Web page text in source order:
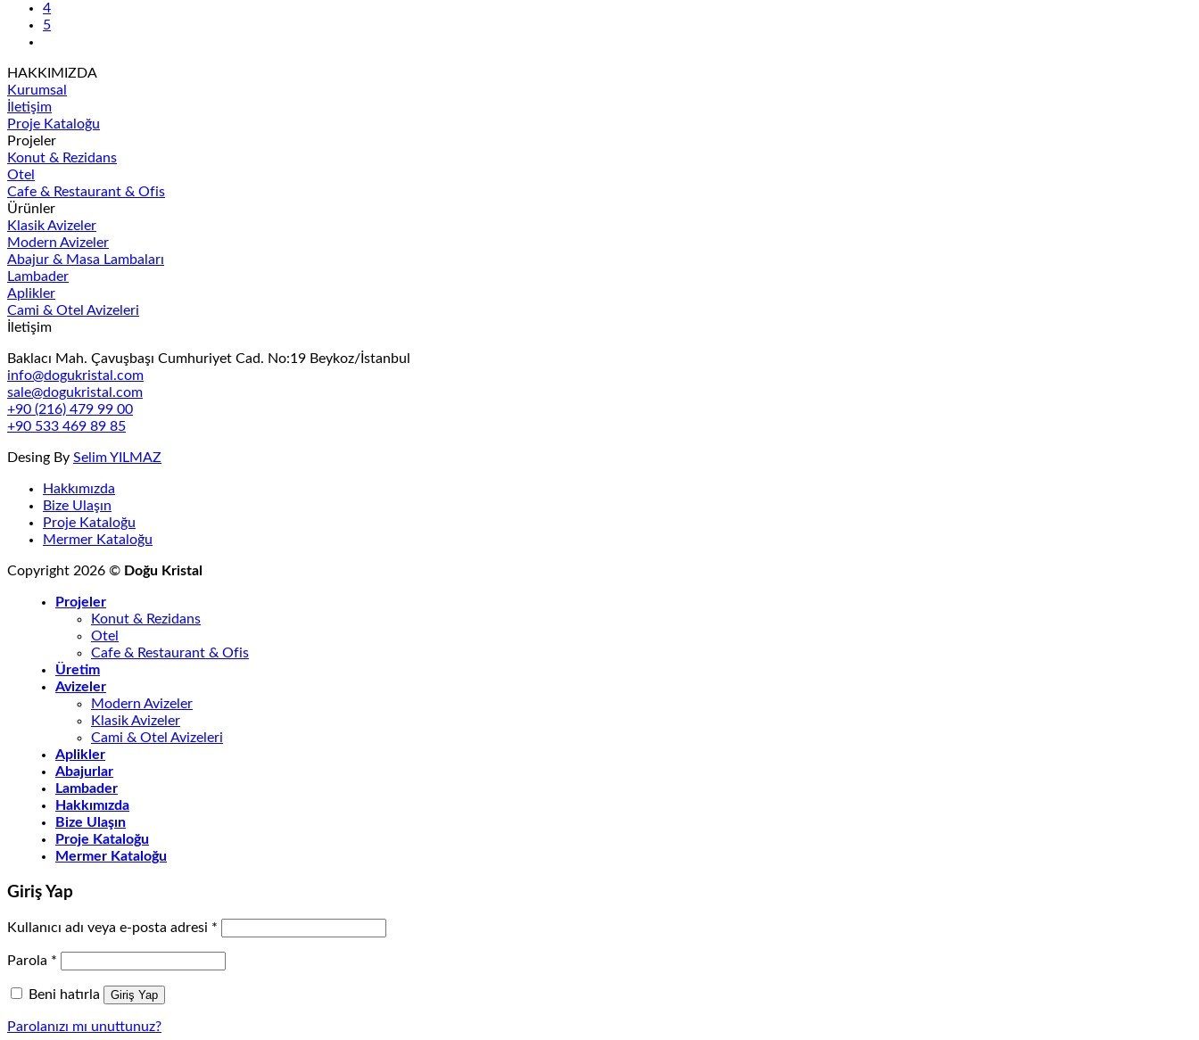
4
5
HAKKIMIZDA
Kurumsal
İletişim
Proje Kataloğu
Projeler
Konut & Rezidans
Otel
Cafe & Restaurant & Ofis
Ürünler
Klasik Avizeler
Modern Avizeler
Abajur & Masa Lambaları
Lambader
Aplikler
Cami & Otel Avizeleri
İletişim
Baklacı Mah. Çavuşbaşı Cumhuriyet Cad. No:19 Beykoz/İstanbul
info@dogukristal.com
sale@dogukristal.com
+90 (216) 479 99 00
+90 533 469 89 85
Desing By Selim YILMAZ
Hakkımızda
Bize Ulaşın
Proje Kataloğu
Mermer Kataloğu
Copyright 2026 © Doğu Kristal
Projeler
Konut & Rezidans
Otel
Cafe & Restaurant & Ofis
Üretim
Avizeler
Modern Avizeler
Klasik Avizeler
Cami & Otel Avizeleri
Aplikler
Abajurlar
Lambader
Hakkımızda
Bize Ulaşın
Proje Kataloğu
Mermer Kataloğu
Giriş Yap
Kullanıcı adı veya e-posta adresi *
Parola *
Beni hatırla Giriş Yap
Parolanızı mı unuttunuz?